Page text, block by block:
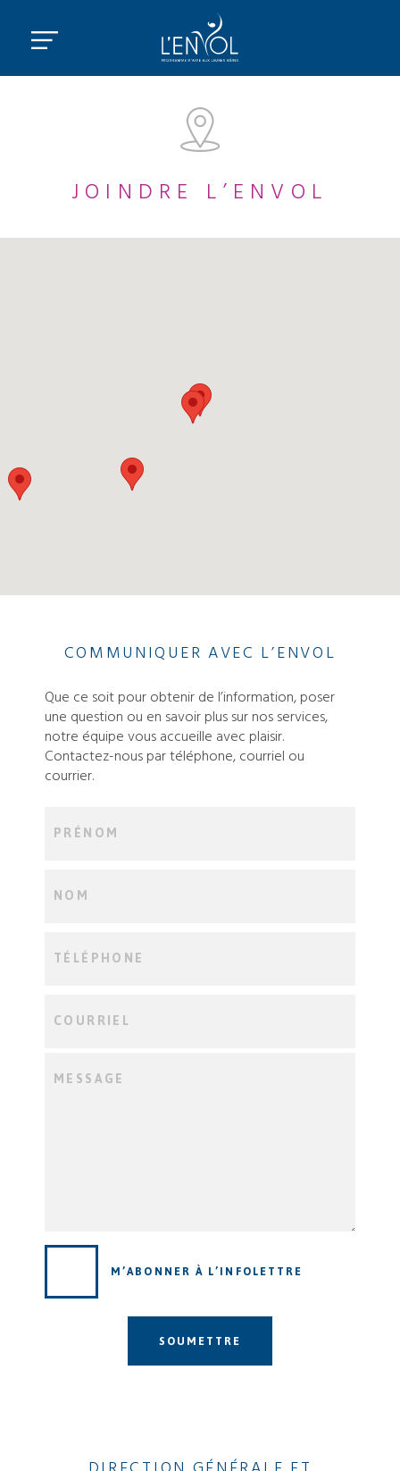
JOINDRE L’ENVOL
COMMUNIQUER AVEC L’ENVOL
Que ce soit pour obtenir de l’information, poser
une question ou en savoir plus sur nos services,
notre équipe vous accueille avec plaisir.
Contactez-nous par téléphone, courriel ou
courrier.
PRÉNOM
NOM
TÉLÉPHONE
COURRIEL
MESSAGE
M’ABONNER À L’INFOLETTRE
SOUMETTRE